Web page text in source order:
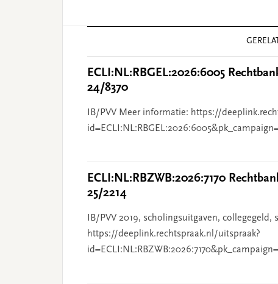
ECLI:NL:RBGEL:2026:6005
24/8370
IB/PVV Meer informatie: https://
ECLI:NL:RBZWB:2026:7170
25/2214
IB/PVV 2019, scholingsuitgaven,
https://deeplink.rechtspraak.nl/uitspraak?